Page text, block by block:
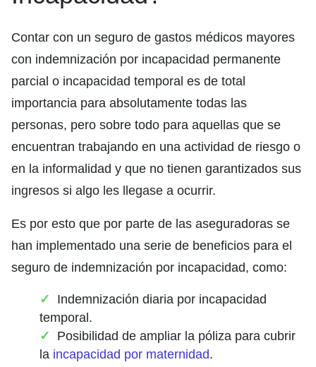
Contar con un seguro de gastos médicos mayores
con indemnización por incapacidad permanente
parcial o incapacidad temporal es de total
importancia para absolutamente todas las
personas, pero sobre todo para aquellas que se
encuentran trabajando en una actividad de riesgo o
en la informalidad y que no tienen garantizados sus
ingresos si algo les llegase a ocurrir.
Es por esto que por parte de las aseguradoras se
han implementado una serie de beneficios para el
seguro de indemnización por incapacidad, como:
Indemnización diaria por incapacidad
temporal.
Posibilidad de ampliar la póliza para cubrir
la incapacidad por maternidad.